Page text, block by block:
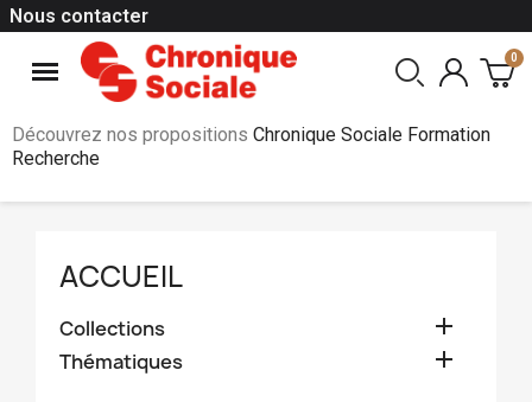
Nous contacter
Découvrez nos propositions Chronique Sociale Formation
Recherche
ACCUEIL
Collections 
Thématiques 